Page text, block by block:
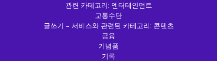
관련 카테고리: 엔터테인먼트
교통수단
글쓰기 – 서비스와 관련된 카테고리: 콘텐츠
금융
기념품
기록